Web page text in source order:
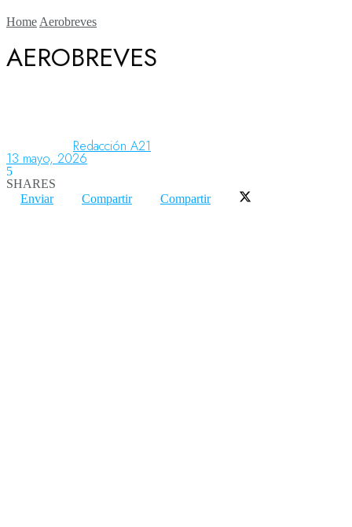
Aeronáutica
Aeropuertos
Home Aerobreves
AEROBREVES
Redacción A21
13 mayo, 2026
5
SHARES
Enviar
Compartir Compartir